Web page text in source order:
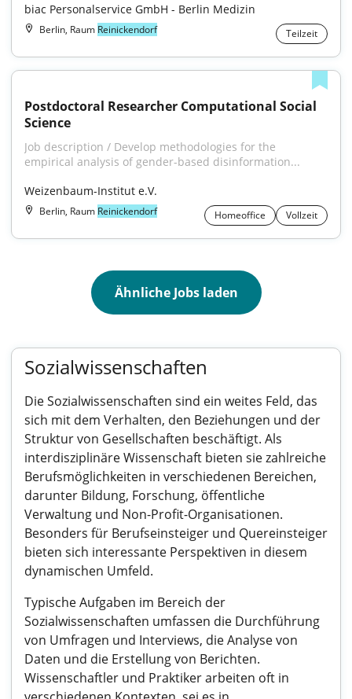
biac Personalservice GmbH - Berlin Medizin
Berlin, Raum Reinickendorf Teilzeit
Postdoctoral Researcher Computational Social
Science
Job description / Develop methodologies for the
empirical analysis of gender-based disinformation...
Weizenbaum-Institut e.V.
Berlin, Raum Reinickendorf Homeoffice Vollzeit
Ähnliche Jobs laden
Sozialwissenschaften
Die Sozialwissenschaften sind ein weites Feld, das
sich mit dem Verhalten, den Beziehungen und der
Struktur von Gesellschaften beschäftigt. Als
interdisziplinäre Wissenschaft bieten sie zahlreiche
Berufsmöglichkeiten in verschiedenen Bereichen,
darunter Bildung, Forschung, öffentliche
Verwaltung und Non-Profit-Organisationen.
Besonders für Berufseinsteiger und Quereinsteiger
bieten sich interessante Perspektiven in diesem
dynamischen Umfeld.
Typische Aufgaben im Bereich der
Sozialwissenschaften umfassen die Durchführung
von Umfragen und Interviews, die Analyse von
Daten und die Erstellung von Berichten.
Wissenschaftler und Praktiker arbeiten oft in